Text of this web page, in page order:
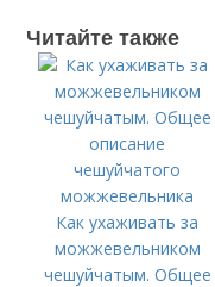
Читайте также
Как ухаживать за
можжевельником
чешуйчатым. Общее